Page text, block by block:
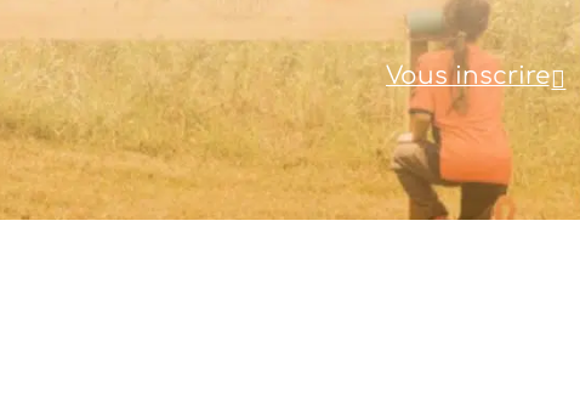
Vous inscrire